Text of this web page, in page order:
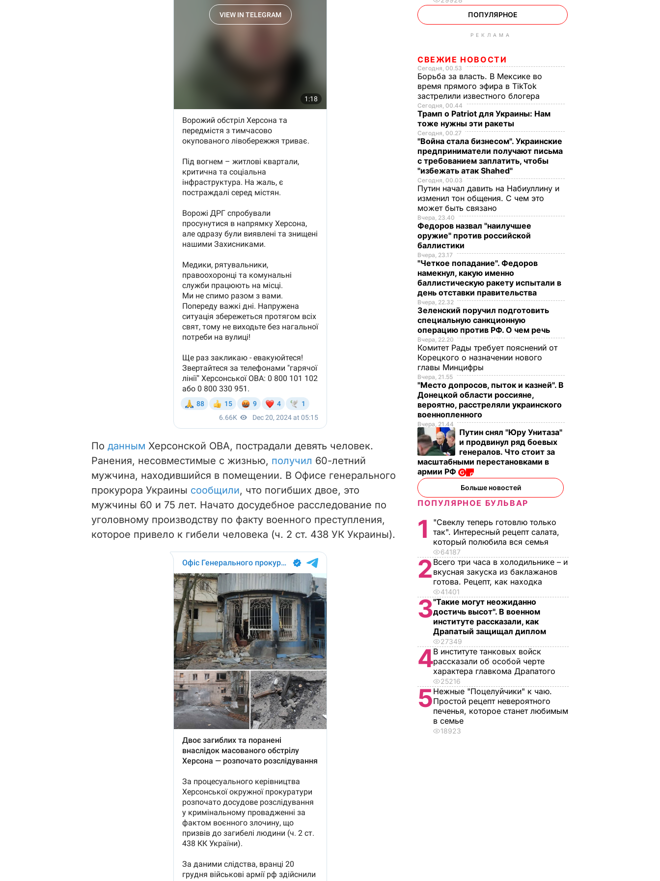
По данным Херсонской ОВА, пострадали девять человек.
Ранения, несовместимые с жизнью, получил 60-летний
мужчина, находившийся в помещении. В Офисе генерального
прокурора Украины сообщили, что погибших двое, это
мужчины 60 и 75 лет. Начато досудебное расследование по
уголовному производству по факту военного преступления,
которое привело к гибели человека (ч. 2 ст. 438 УК Украины).
ПОПУЛЯРНОЕ
РЕКЛАМА
СВЕЖИЕ НОВОСТИ
Сегодня, 00.53
Борьба за власть. В Мексике во
время прямого эфира в TikTok
застрелили известного блогера
Сегодня, 00.44
Трамп о Patriot для Украины: Нам
тоже нужны эти ракеты
Сегодня, 00.27
"Война стала бизнесом". Украинские
предприниматели получают письма
с требованием заплатить, чтобы
"избежать атак Shahed"
Сегодня, 00.03
Путин начал давить на Набиуллину и
изменил тон общения. С чем это
может быть связано
Вчера, 23.40
Федоров назвал "наилучшее
оружие" против российской
баллистики
Вчера, 23.17
"Четкое попадание". Федоров
намекнул, какую именно
баллистическую ракету испытали в
день отставки правительства
Вчера, 22.32
Зеленский поручил подготовить
специальную санкционную
операцию против РФ. О чем речь
Вчера, 22.20
Комитет Рады требует пояснений от
Корецкого о назначении нового
главы Минцифры
Вчера, 21.55
"Место допросов, пыток и казней". В
Донецкой области россияне,
вероятно, расстреляли украинского
военнопленного
Вчера, 21.44
Путин снял "Юру Унитаза"
и продвинул ряд боевых
генералов. Что стоит за
масштабными перестановками в
армии РФ
Больше новостей
ПОПУЛЯРНОЕ БУЛЬВАР
1
"Свеклу теперь готовлю только
так". Интересный рецепт салата,
который полюбила вся семья
64187
2 Всего три часа в холодильнике – и
вкусная закуска из баклажанов
готова. Рецепт, как находка
41401
3"Такие могут неожиданно
достичь высот". В военном
институте рассказали, как
Драпатый защищал диплом
27349
4В институте танковых войск
рассказали об особой черте
характера главкома Драпатого
25216
5Нежные "Поцелуйчики" к чаю.
Простой рецепт невероятного
печенья, которое станет любимым
в семье
18923